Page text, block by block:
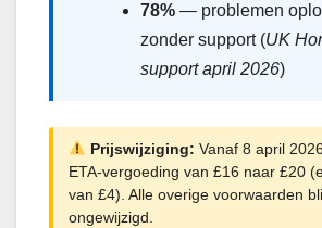
78% — problemen
zonder support (UK
support april 2026)
Prijswijziging: Vanaf 8 april
ETA-vergoeding van £16 naar £20
van £4). Alle overige voorwaarden
ongewijzigd.